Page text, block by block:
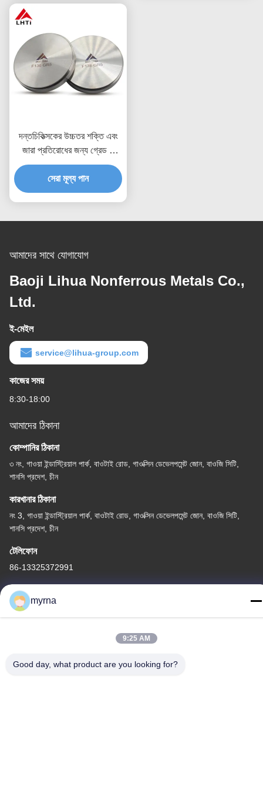
দন্তচিকিত্সকের উচ্চতর শক্তি এবং
জারা প্রতিরোধের জন্য গ্রেড 5
মেডিকেল টাইটানিয়াম ডিস্ক
সেরা মূল্য পান
আমাদের সাথে যোগাযোগ
Baoji Lihua Nonferrous Metals Co.,
Ltd.
ই-মেইল
service@lihua-group.com
কাজের সময়
8:30-18:00
আমাদের ঠিকানা
কোম্পানির ঠিকানা
৩ নং, গাওয়া ইন্ডাস্ট্রিয়াল পার্ক, বাওটাই রোড, গাওক্সিন ডেভেলপমেন্ট জোন, বাওজি সিটি,
শানসি প্রদেশ, চীন
কারখানার ঠিকানা
নং 3, গাওয়া ইন্ডাস্ট্রিয়াল পার্ক, বাওটাই রোড, গাওক্সিন ডেভেলপমেন্ট জোন, বাওজি সিটি,
শানসি প্রদেশ, চীন
টেলিফোন
86-13325372991
গোপনীয়তা নীতি |সাইট ম্যাপ
চীন ভালো মানের টাইটানিয়াম ফ্ল্যাঞ্জ সরবরাহকারী। কপিরাইট © -2026 Baoji Lihua
myrna
9:25 AM
Good day, what product are you looking for?